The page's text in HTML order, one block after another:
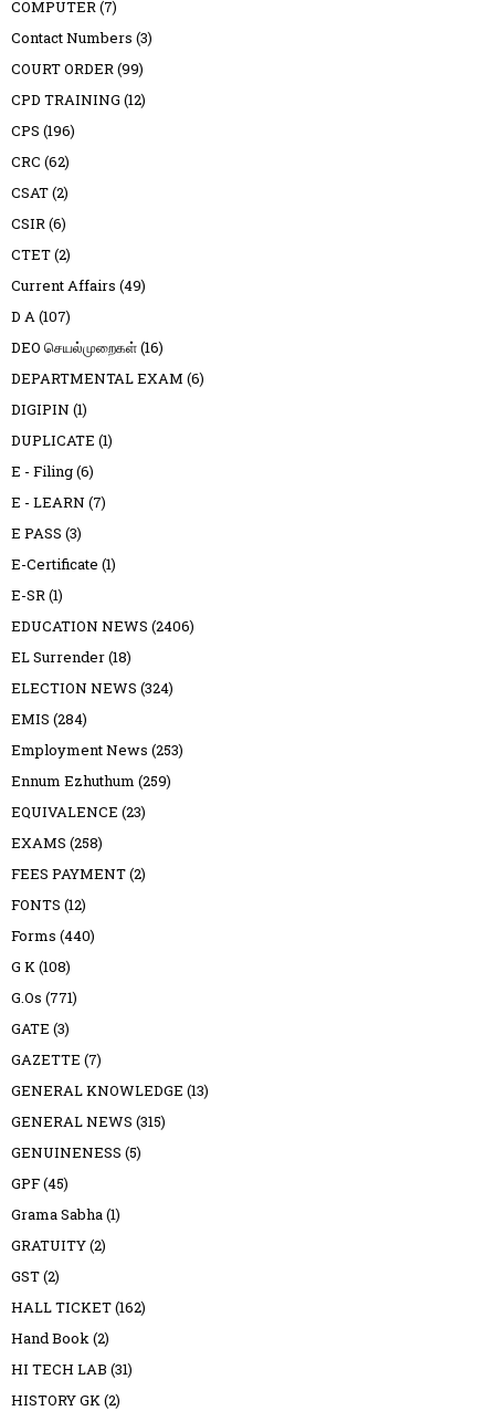
COMPUTER(7)
Contact Numbers (3)
COURT ORDER(99)
CPD TRAINING (12)
CPS (196)
CRC (62)
CSAT(2)
CSIR(6)
CTET(2)
Current Affairs (49)
D A(107)
DEO செயல்முறைகள்(16)
DEPARTMENTAL EXAM (6)
DIGIPIN (1)
DUPLICATE (1)
E - Filing(6)
E - LEARN (7)
E PASS (3)
E-Certificate (1)
E-SR(1)
EDUCATION NEWS (2406)
EL Surrender(18)
ELECTION NEWS (324)
EMIS (284)
Employment News (253)
Ennum Ezhuthum (259)
EQUIVALENCE (23)
EXAMS (258)
FEES PAYMENT(2)
FONTS (12)
Forms (440)
G K(108)
G.Os (771)
GATE (3)
GAZETTE (7)
GENERAL KNOWLEDGE (13)
GENERAL NEWS (315)
GENUINENESS (5)
GPF(45)
Grama Sabha(1)
GRATUITY(2)
GST(2)
HALL TICKET(162)
Hand Book(2)
HI TECH LAB (31)
HISTORY GK(2)